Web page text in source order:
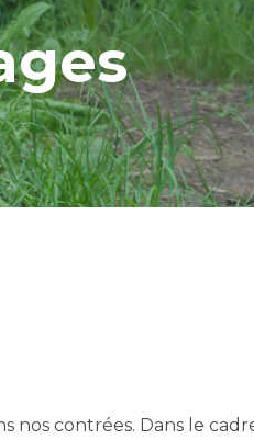
nos contrées. Dans le